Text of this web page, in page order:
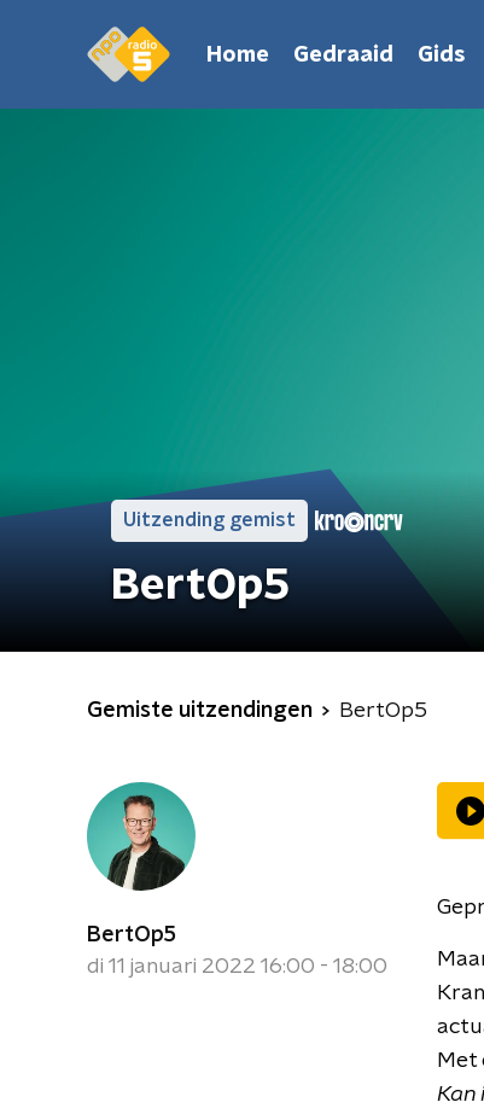
Home Gedraaid Gids
Uitzending gemist
BertOp5
Gemiste uitzendingen BertOp5
BertOp5
di 11 januari 2022 16:00 - 18:00
Met
Kan